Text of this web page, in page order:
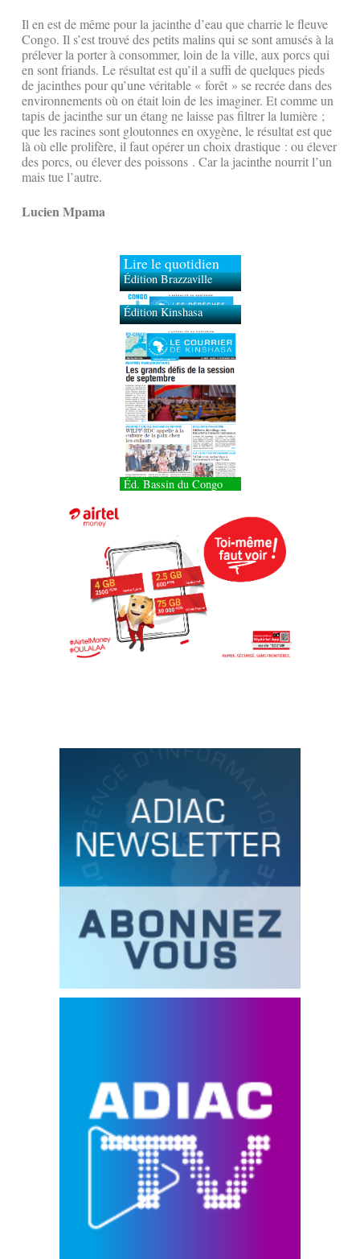
Il en est de même pour la jacinthe d’eau que charrie le fleuve
Congo. Il s’est trouvé des petits malins qui se sont amusés à la
prélever la porter à consommer, loin de la ville, aux porcs qui
en sont friands. Le résultat est qu’il a suffi de quelques pieds
de jacinthes pour qu’une véritable « forêt » se recrée dans des
environnements où on était loin de les imaginer. Et comme un
tapis de jacinthe sur un étang ne laisse pas filtrer la lumière ;
que les racines sont gloutonnes en oxygène, le résultat est que
là où elle prolifère, il faut opérer un choix drastique : ou élever
des porcs, ou élever des poissons . Car la jacinthe nourrit l’un
mais tue l’autre.
Lucien Mpama
Lire le quotidien
Édition Brazzaville
Édition Kinshasa
Éd. Bassin du Congo